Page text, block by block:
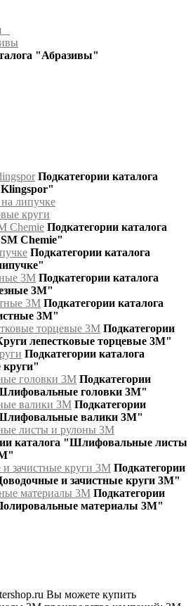
"Абразивы"
Подкатегории каталога
липучке
круги
Chemie Подкатегории каталога
Chemie"
Подкатегории каталога
3М Подкатегории каталога
3М"
3М Подкатегории каталога
3М"
торцевые 3М Подкатегории
лепестковые торцевые 3М"
Подкатегории каталога
головки 3М Подкатегории
головки 3М"
валики 3М Подкатегории
валики 3М"
листы и рулоны 3М
каталога "Шлифовальные листы
зачистные круги 3М Подкатегории
и зачистные круги 3М"
материалы 3М Подкатегории
материалы 3М"
Вы можете купить